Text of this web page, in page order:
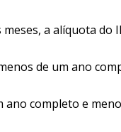
a alíquota do
de um ano
completo e